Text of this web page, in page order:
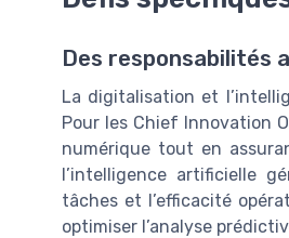
Des responsabilités
La digitalisation et
Pour les Chief Innovation
numérique tout en
l’intelligence artificielle
tâches et l’efficacité
optimiser l’analyse